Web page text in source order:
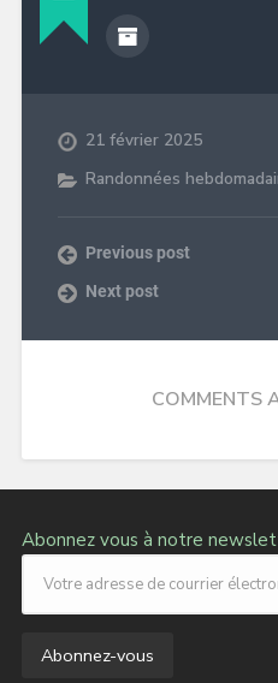
21 février 2025
Randonnées
Previous post
Next post
COMMENTS
Abonnez vous à notre